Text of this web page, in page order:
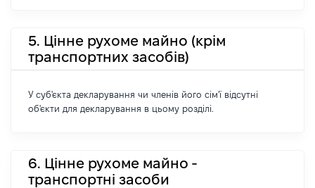
5. Цінне рухоме майно (крім
транспортних засобів)
У суб'єкта декларування чи членів його сім'ї відсутні
об'єкти для декларування в цьому розділі.
6. Цінне рухоме майно -
транспортні засоби